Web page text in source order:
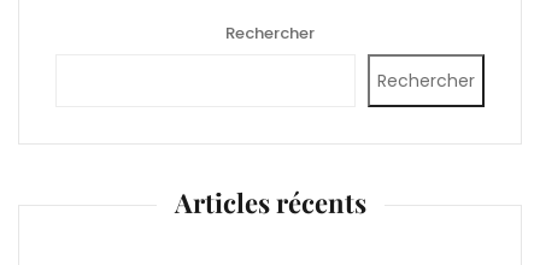
Rechercher
Rechercher
Articles récents